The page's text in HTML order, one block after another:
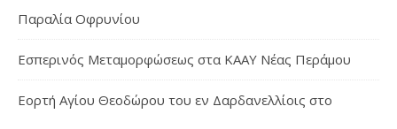
Παραλία Οφρυνίου
Εσπερινός Μεταμορφώσεως στα ΚΑΑΥ Νέας Περάμου
Εορτή Αγίου Θεοδώρου του εν Δαρδανελλίοις στο